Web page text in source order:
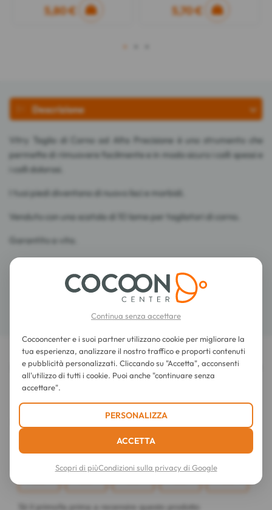
5,80 € 5,70 €
1
Descrizione
Vitry Taglio di Corno ad Alta Precisione è uno strumento che
permette di rimuovere facilmente e in modo sicuro i calli spessi e
i calli dolorosi.
I tuoi piedi diventano di nuovo lisci e morbidi.
Venduto con una scatola di 10 lame per tagliatori di corno.
Garantito a vita.
Consigli d'utilizzo
LE ULTIME RECENSIONI SU QUESTO ARTICOLO
Vitry Taglio di Corno ad Alta Precisione
Continua senza accettare
Cocooncenter e i suoi partner utilizzano cookie per migliorare la
tua esperienza, analizzare il nostro traffico e proporti contenuti
e pubblicità personalizzati. Cliccando su "Accetta", acconsenti
all'utilizzo di tutti i cookie. Puoi anche "continuare senza
accettare".
PERSONALIZZA
ACCETTA
Scopri di piùCondizioni sulla privacy di Google